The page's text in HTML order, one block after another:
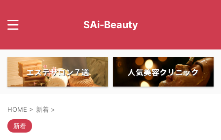
SAi-Beauty
エステサロン７選 人気美容クリニック
HOME > 新着 >
新着